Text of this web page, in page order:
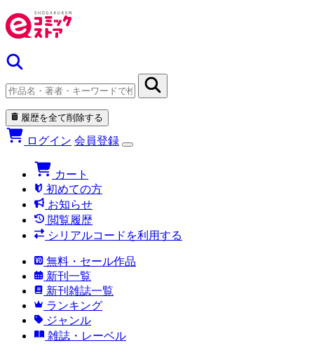
履歴を全て削除する
ログイン 会員登録
カート
初めての方
お知らせ
閲覧履歴
シリアルコードを利用する
無料・セール作品
新刊一覧
新刊雑誌一覧
ランキング
ジャンル
雑誌・レーベル